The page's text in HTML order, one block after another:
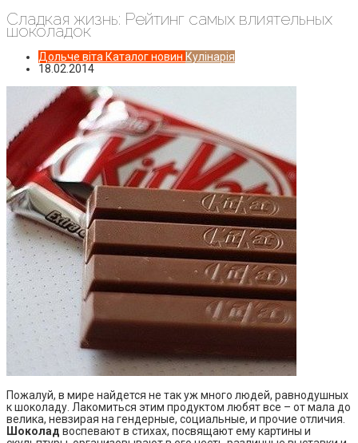
Сладкая жизнь: Рейтинг самых влиятельных
шоколадок
Дольче віта Каталог новин Кулінарія
18.02.2014
Пожалуй, в мире найдется не так уж много людей, равнодушных
к шоколаду. Лакомиться этим продуктом любят все – от мала до
велика, невзирая на гендерные, социальные, и прочие отличия.
Шоколад воспевают в стихах, посвящают ему картины и